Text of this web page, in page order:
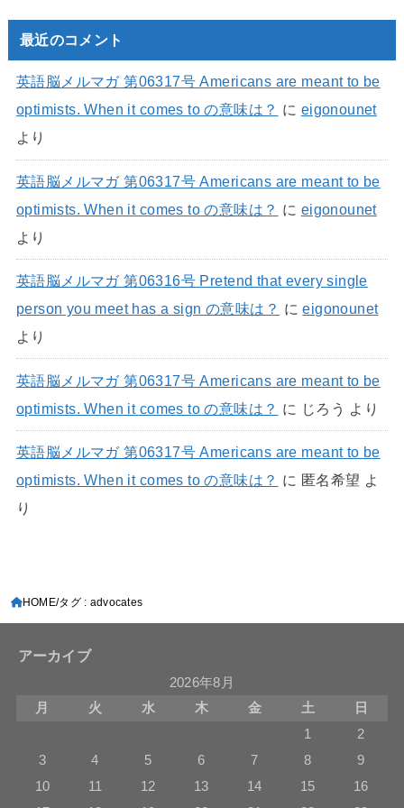
最近のコメント
英語脳メルマガ 第06317号 Americans are meant to be
optimists. When it comes to の意味は？ に eigonounet
より
英語脳メルマガ 第06317号 Americans are meant to be
optimists. When it comes to の意味は？ に eigonounet
より
英語脳メルマガ 第06316号 Pretend that every single
person you meet has a sign の意味は？ にeigonounet
より
英語脳メルマガ 第06317号 Americans are meant to be
optimists. When it comes to の意味は？ に じろう より
英語脳メルマガ 第06317号 Americans are meant to be
optimists. When it comes to の意味は？ に 匿名希望 よ
り
HOME タグ : advocates
アーカイブ
2026年8月
月
火 水 木 金 土
日
1
2
3
4 5 6 7 8
9
10
11 12 13 14 15
16